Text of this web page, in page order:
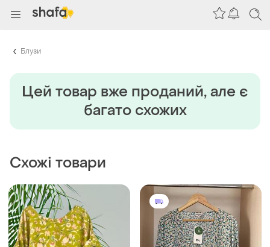
Блузи
Цей товар вже проданий, але є
багато схожих
Схожі товари